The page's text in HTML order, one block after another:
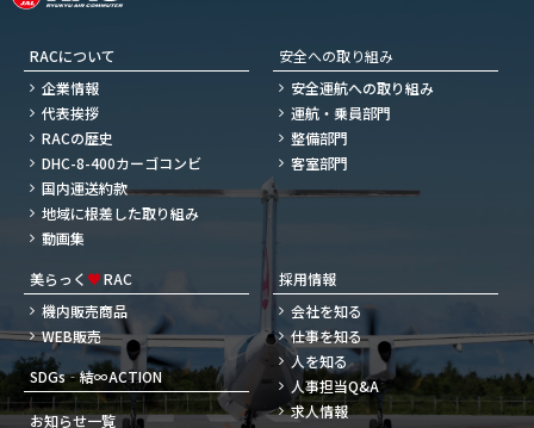
RACについて
企業情報
代表挨拶
RACの歴史
DHC-8-400カーゴコンビ
国内運送約款
地域に根差した取り組み
動画集
安全への取り組み
安全運航への取り組み
運航・乗員部門
整備部門
客室部門
美らっく ♥RAC
機内販売商品
WEB販売
SDGs‐結∞ACTION
お知らせ一覧
採用情報
会社を知る
仕事を知る
人を知る
人事担当Q&A
求人情報